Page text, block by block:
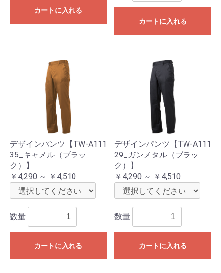
カートに入れる
カートに入れる
デザインパンツ【TW-A111
35_キャメル（ブラッ
ク）】
￥4,290 ～ ￥4,510
数量
カートに入れる
デザインパンツ【TW-A111
29_ガンメタル（ブラッ
ク）】
￥4,290 ～ ￥4,510
数量
カートに入れる